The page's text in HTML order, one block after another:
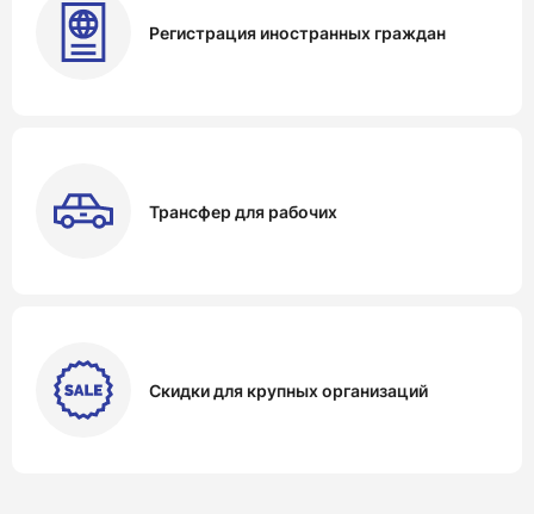
Регистрация иностранных граждан
Трансфер для рабочих
Скидки для крупных организаций